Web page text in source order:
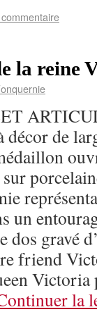
la reine
décor de
un
dos gravé
friend
la